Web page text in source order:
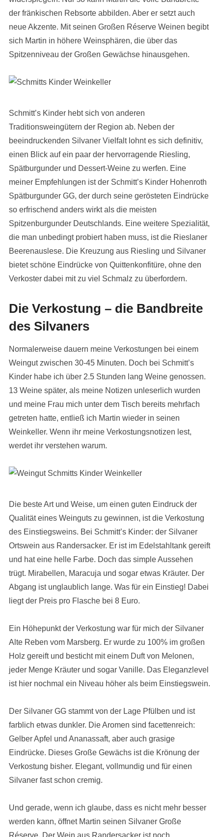
der fränkischen Rebsorte abbilden. Aber er setzt auch
neue Akzente. Mit seinen Großen Réserve Weinen begibt
sich Martin in höhere Weinsphären, die über das
Spitzenniveau der Großen Gewächse hinausgehen.
Schmitt’s Kinder hebt sich von anderen
Traditionsweingütern der Region ab. Neben der
beeindruckenden Silvaner Vielfalt lohnt es sich definitiv,
einen Blick auf ein paar der hervorragende Riesling,
Spätburgunder und Dessert-Weine zu werfen. Eine
meiner Empfehlungen ist der Schmitt’s Kinder Hohenroth
Spätburgunder GG, der durch seine gerösteten Eindrücke
so erfrischend anders wirkt als die meisten
Spitzenburgunder Deutschlands. Eine weitere Spezialität,
die man unbedingt probiert haben muss, ist die Rieslaner
Beerenauslese. Die Kreuzung aus Riesling und Silvaner
bietet schöne Eindrücke von Quittenkonfitüre, ohne den
Verkoster dabei mit zu viel Schmalz zu überfordern.
Die Verkostung – die Bandbreite
des Silvaners
Normalerweise dauern meine Verkostungen bei einem
Weingut zwischen 30-45 Minuten. Doch bei Schmitt’s
Kinder habe ich über 2.5 Stunden lang Weine genossen.
13 Weine später, als meine Notizen unleserlich wurden
und meine Frau mich unter dem Tisch bereits mehrfach
getreten hatte, entließ ich Martin wieder in seinen
Weinkeller. Wenn ihr meine Verkostungsnotizen lest,
werdet ihr verstehen warum.
Die beste Art und Weise, um einen guten Eindruck der
Qualität eines Weinguts zu gewinnen, ist die Verkostung
des Einstiegsweins. Bei Schmitt’s Kinder: der Silvaner
Ortswein aus Randersacker. Er ist im Edelstahltank gereift
und hat eine helle Farbe. Doch das simple Aussehen
trügt. Mirabellen, Maracuja und sogar etwas Kräuter. Der
Abgang ist unglaublich lange. Was für ein Einstieg! Dabei
liegt der Preis pro Flasche bei 8 Euro.
Ein Höhepunkt der Verkostung war für mich der Silvaner
Alte Reben vom Marsberg. Er wurde zu 100% im großen
Holz gereift und besticht mit einem Duft von Melonen,
jeder Menge Kräuter und sogar Vanille. Das Eleganzlevel
ist hier nochmal ein Niveau höher als beim Einstiegswein.
Der Silvaner GG stammt von der Lage Pfülben und ist
farblich etwas dunkler. Die Aromen sind facettenreich:
Gelber Apfel und Ananassaft, aber auch grasige
Eindrücke. Dieses Große Gewächs ist die Krönung der
Verkostung bisher. Elegant, vollmundig und für einen
Silvaner fast schon cremig.
Und gerade, wenn ich glaube, dass es nicht mehr besser
werden kann, öffnet Martin seinen Silvaner Große
Réserve. Der Wein aus Randersacker ist noch